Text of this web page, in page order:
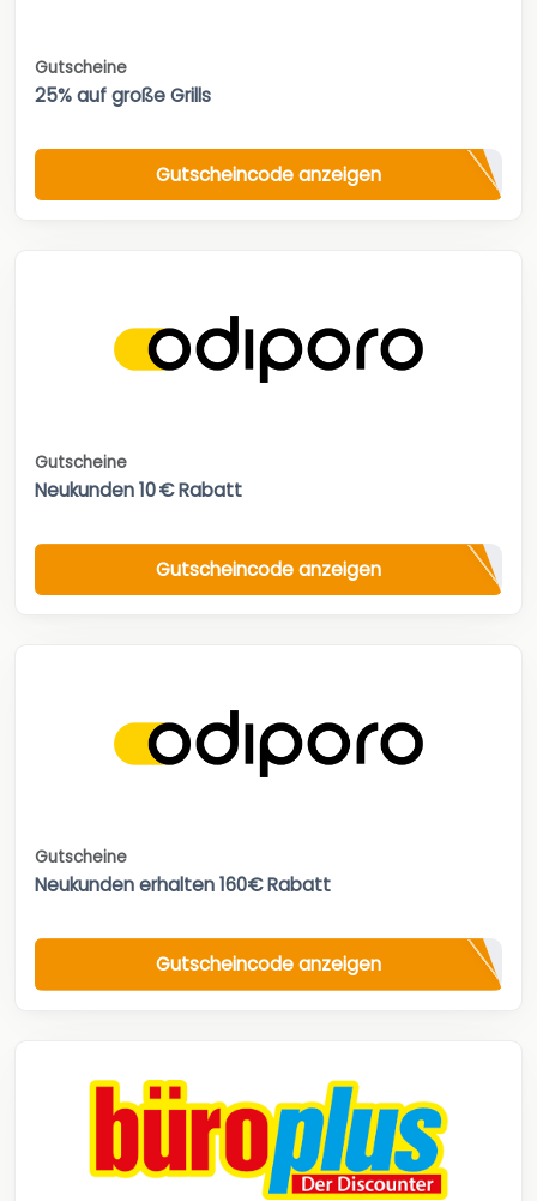
Gutscheine
25% auf große Grills
Gutscheincode anzeigen
Gutscheine
Neukunden 10 € Rabatt
Gutscheincode anzeigen
Gutscheine
Neukunden erhalten 160€ Rabatt
Gutscheincode anzeigen